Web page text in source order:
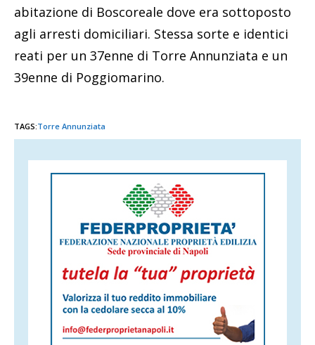
abitazione di Boscoreale dove era sottoposto
agli arresti domiciliari. Stessa sorte e identici
reati per un 37enne di Torre Annunziata e un
39enne di Poggiomarino.
TAGS:Torre Annunziata